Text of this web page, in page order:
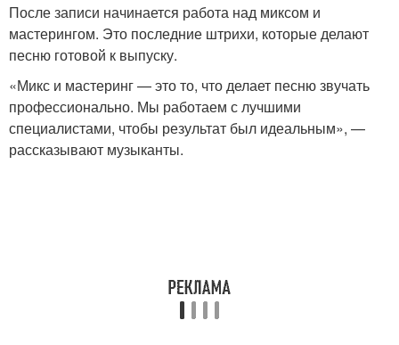
После записи начинается работа над миксом и
мастерингом. Это последние штрихи, которые делают
песню готовой к выпуску.
«Микс и мастеринг — это то, что делает песню звучать
профессионально. Мы работаем с лучшими
специалистами, чтобы результат был идеальным», —
рассказывают музыканты.